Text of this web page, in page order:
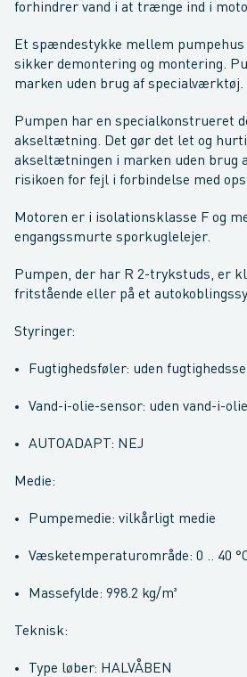
forhindrer vand i at trænge ind i
Et spændestykke mellem
sikker demontering og montering.
marken uden brug af specialværktøj.
Pumpen har en specialkonstrueret
akseltætning. Det gør det let og
akseltætningen i marken uden brug
risikoen for fejl i forbindelse med
Motoren er i isolationsklasse F og
engangssmurte sporkuglelejer.
Pumpen, der har R 2-trykstuds, er
fritstående eller på et
Styringer:
Fugtighedsføler: uden
Vand-i-olie-sensor: uden vand-i-
AUTOADAPT: NEJ
Medie:
Pumpemedie: vilkårligt medie
Væsketemperaturområde: 0 .. 40
Massefylde: 998.2 kg/m³
Teknisk:
Type løber: HALVÅBEN